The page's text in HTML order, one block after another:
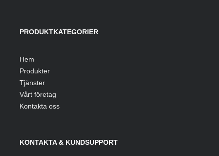
PRODUKTKATEGORIER
Hem
Produkter
Tjänster
Vårt företag
Kontakta oss
KONTAKTA & KUNDSUPPORT